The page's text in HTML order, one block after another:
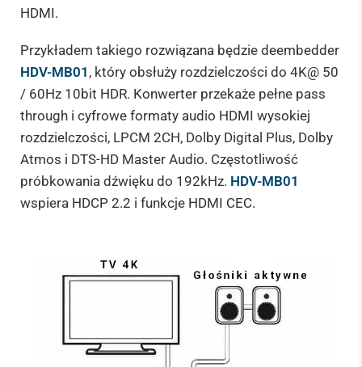
HDMI.
Przykładem takiego rozwiązana będzie deembedder
HDV-MB01 , który obsłuży rozdzielczości do 4K@ 50
/ 60Hz 10bit HDR. Konwerter przekaże pełne pass
through i cyfrowe formaty audio HDMI wysokiej
rozdzielczości, LPCM 2CH, Dolby Digital Plus, Dolby
Atmos i DTS-HD Master Audio. Częstotliwość
próbkowania dźwięku do 192kHz. HDV-MB01
wspiera HDCP 2.2 i funkcje HDMI CEC.